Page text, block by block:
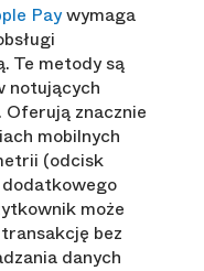
Paywymaga
Te metody są
notujących
Oferują znacznie
mobilnych
(odcisk
może
bez
danych